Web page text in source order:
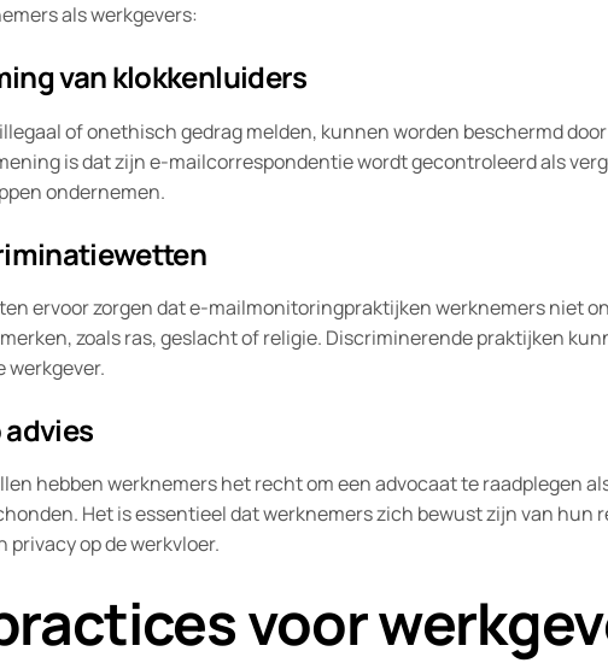
als werkgevers:
van klokkenluiders
of onethisch gedrag melden, kunnen worden beschermd
is dat zijn e-mailcorrespondentie wordt gecontroleerd als
ondernemen.
ervoor zorgen dat e-mailmonitoringpraktijken werknemers niet
zoals ras, geslacht of religie. Discriminerende praktijken
werkgever.
advies
hebben werknemers het recht om een advocaat te raadplegen
Het is essentieel dat werknemers zich bewust zijn van hun
op de werkvloer.
voor